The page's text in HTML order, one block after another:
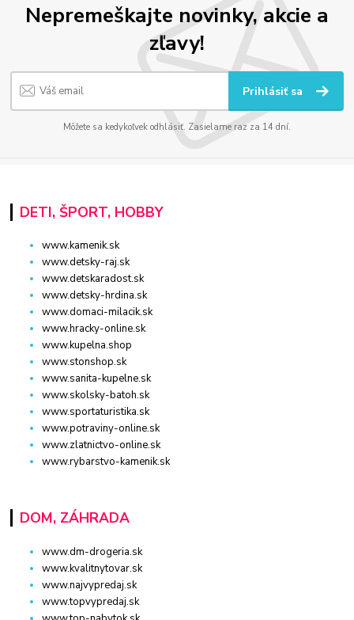
Nepremeškajte novinky, akcie a
zľavy!
Prihlásiť sa
Môžete sa kedykoľvek odhlásiť. Zasielame raz za 14 dní.
DETI, ŠPORT, HOBBY
www.kamenik.sk
www.detsky-raj.sk
www.detskaradost.sk
www.detsky-hrdina.sk
www.domaci-milacik.sk
www.hracky-online.sk
www.kupelna.shop
www.stonshop.sk
www.sanita-kupelne.sk
www.skolsky-batoh.sk
www.sportaturistika.sk
www.potraviny-online.sk
www.zlatnictvo-online.sk
www.rybarstvo-kamenik.sk
DOM, ZÁHRADA
www.dm-drogeria.sk
www.kvalitnytovar.sk
www.najvypredaj.sk
www.topvypredaj.sk